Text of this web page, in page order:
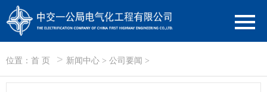
位置： 首 页 > 新闻中心 > 公司要闻 >